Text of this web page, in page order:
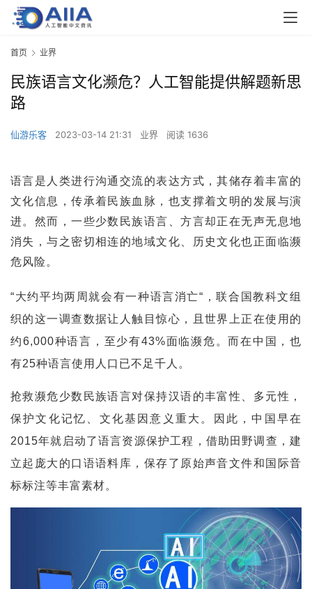
首页 业界
民族语言文化濒危？人工智能提供解题新思
路
仙游乐客 2023-03-14 21:31 业界 阅读 1636
语言是人类进行沟通交流的表达方式，其储存着丰富的
文化信息，传承着民族血脉，也支撑着文明的发展与演
进。然而，一些少数民族语言、方言却正在无声无息地
消失，与之密切相连的地域文化、历史文化也正面临濒
危风险。
“大约平均两周就会有一种语言消亡“，联合国教科文组
织的这一调查数据让人触目惊心，且世界上正在使用的
约6,000种语言，至少有43%面临濒危。而在中国，也
有25种语言使用人口已不足千人。
抢救濒危少数民族语言对保持汉语的丰富性、多元性，
保护文化记忆、文化基因意义重大。因此，中国早在
2015年就启动了语言资源保护工程，借助田野调查，建
立起庞大的口语语料库，保存了原始声音文件和国际音
标标注等丰富素材。